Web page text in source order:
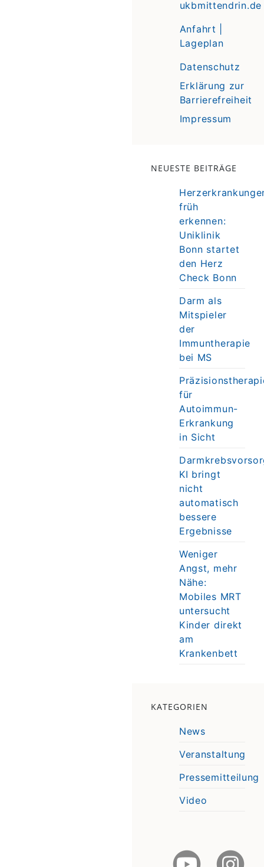
ukbmittendrin.de
Anfahrt |
Lageplan
Datenschutz
Erklärung zur
Barrierefreiheit
Impressum
NEUESTE BEITRÄGE
früh
erkennen:
Uniklinik
Bonn startet
den Herz
Check Bonn
Darm als
Mitspieler
der
Immuntherapie
bei MS
für
Autoimmun-
Erkrankung
in Sicht
KI bringt
nicht
automatisch
bessere
Ergebnisse
Weniger
Angst, mehr
Nähe:
Mobiles MRT
untersucht
Kinder direkt
am
Krankenbett
KATEGORIEN
News
Veranstaltung
Pressemitteilung
Video